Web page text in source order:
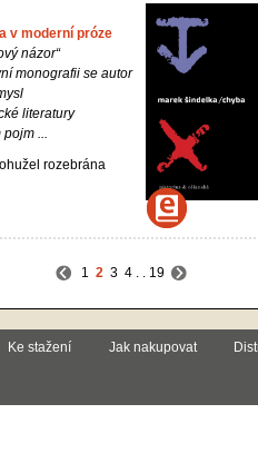
v moderní próze
názor“
monografii se autor
literatury
...
rozebrána
1 2 3 4 . . 19
Ke stažení Jak nakupovat